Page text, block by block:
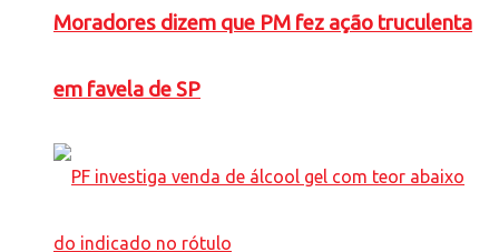
Moradores dizem que PM fez ação truculenta
em favela de SP